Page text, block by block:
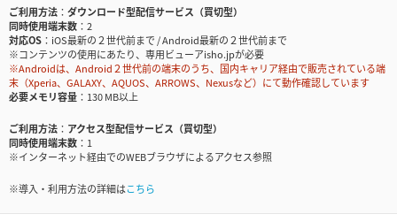
ご利用方法
ダウンロード型配信サービス（買切型）
同時使用端末数
2
対応OS
iOS最新の２世代前まで / Android最新の２世代前まで
※コンテンツの使用にあたり、専用ビューアisho.jpが必要
※Androidは、Android２世代前の端末のうち、国内キャリア経由で販売されている端
末（Xperia、GALAXY、AQUOS、ARROWS、Nexusなど）にて動作確認しています
必要メモリ容量
130 MB以上
ご利用方法
アクセス型配信サービス（買切型）
同時使用端末数
1
※インターネット経由でのWEBブラウザによるアクセス参照
※導入・利用方法の詳細はこちら